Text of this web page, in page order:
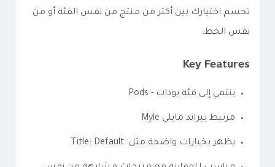
تحسم اختيارك بين أكثر من منتج من نفس الفئة أو من
نفس الخط.
Key Features
ينتمي إلى فئة بودات - Pods
مرتبط ببراند مايلي Myle
يظهر بخيارات واضحة مثل: Title: Default